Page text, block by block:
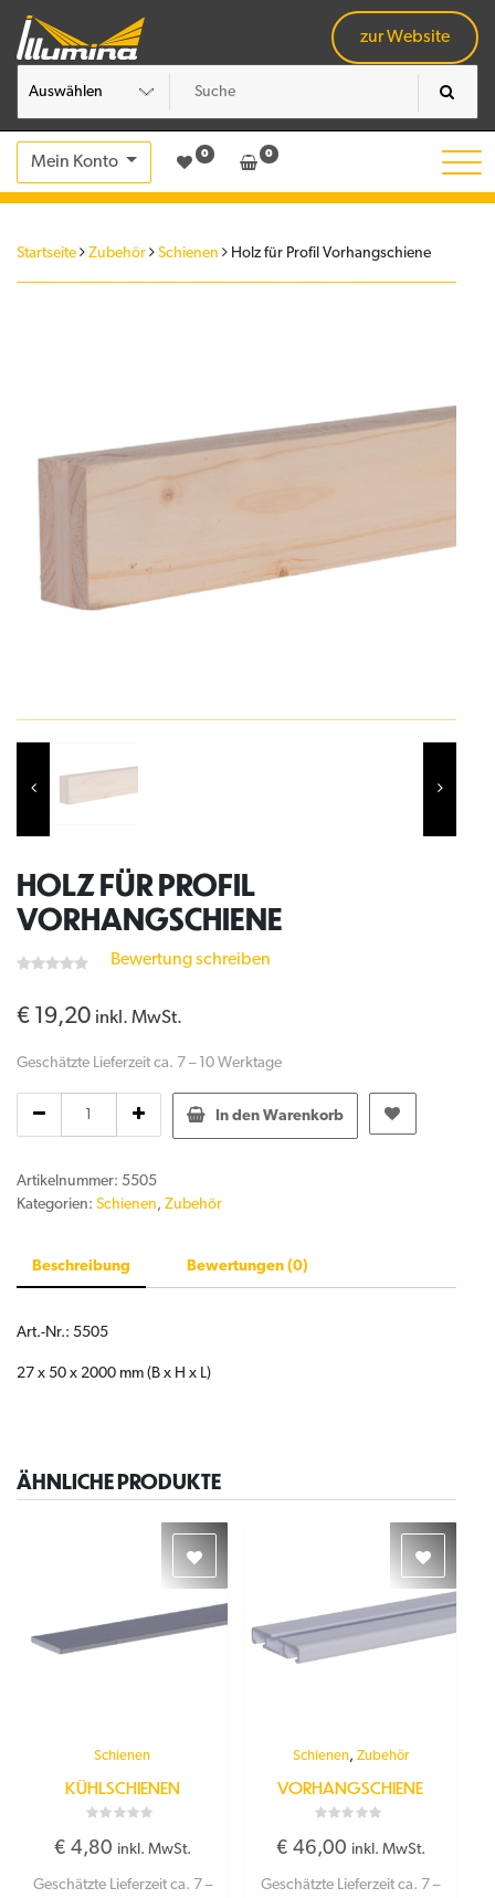
content
zur Website
Mein Konto 0 0
Startseite Zubehör Schienen Holz für Profil Vorhangschiene
HOLZ FÜR PROFIL
VORHANGSCHIENE
Bewertung schreiben
€ 19,20 inkl. MwSt.
Geschätzte Lieferzeit ca. 7 – 10 Werktage
Vorhangschiene
quantity
In den Warenkorb
Artikelnummer: 5505
Kategorien: Schienen, Zubehör
Beschreibung Bewertungen (0)
Art.-Nr.: 5505
27 x 50 x 2000 mm (B x H x L)
ÄHNLICHE PRODUKTE
Schienen
KÜHLSCHIENEN
mit
0
5
€ 4,80 inkl. MwSt.
Geschätzte Lieferzeit ca. 7 –
Schienen, Zubehör
VORHANGSCHIENE
mit
0
5
€ 46,00 inkl. MwSt.
Geschätzte Lieferzeit ca. 7 –